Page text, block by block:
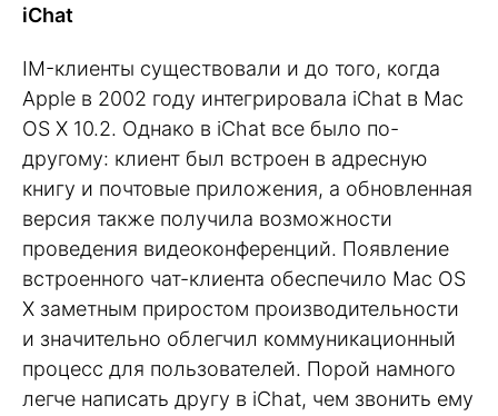
iChat
IM-клиенты существовали и до того, когда
Apple в 2002 году интегрировала iChat в Mac
OS X 10.2. Однако в iChat все было по-
другому: клиент был встроен в адресную
книгу и почтовые приложения, а обновленная
версия также получила возможности
проведения видеоконференций. Появление
встроенного чат-клиента обеспечило Mac OS
X заметным приростом производительности
и значительно облегчил коммуникационный
процесс для пользователей. Порой намного
легче написать другу в iChat, чем звонить ему